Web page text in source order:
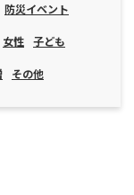
防災イベント
女性 子ども
その他